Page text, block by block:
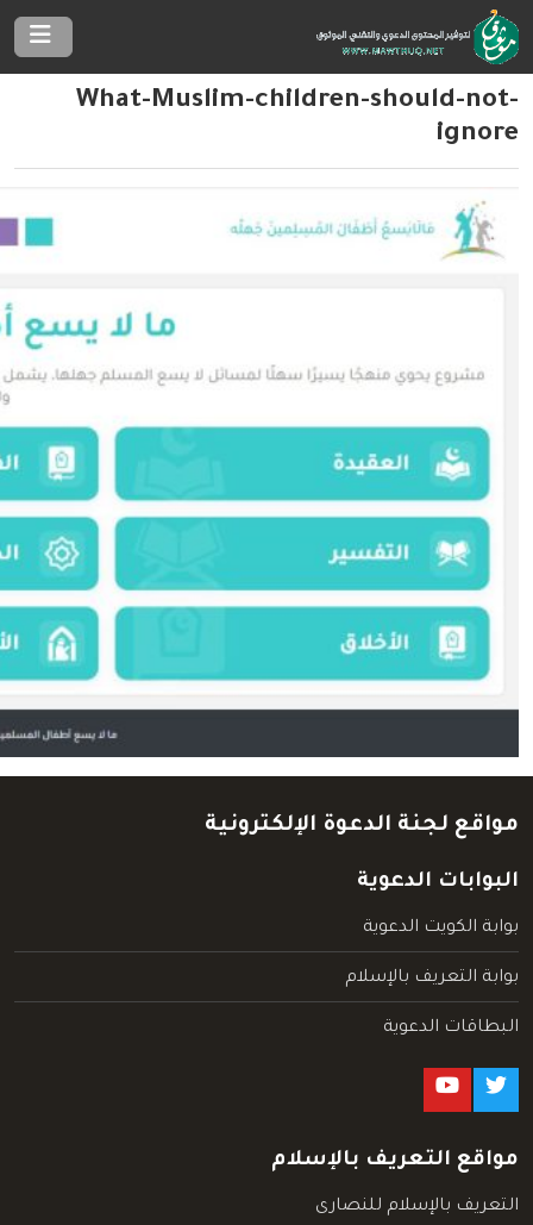
What-Muslim-children-should-not-
ignore
مواقع لجنة الدعوة الإلكترونية
البوابات الدعوية
بوابة الكويت الدعوية
بوابة التعريف بالإسلام
البطاقات الدعوية
مواقع التعريف بالإسلام
التعريف بالإسلام للنصارى